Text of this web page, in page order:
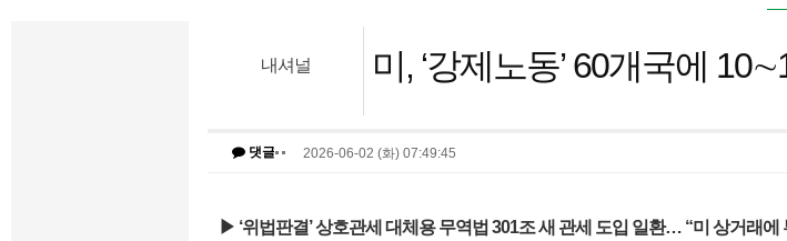
내셔널 미, ‘강제노동’ 60개국에
댓글 2026-06-02 (화) 07:49:45
▶ ‘위법판결’ 상호관세 대체용 무역법 301조 새 관세 도입 일환… “미 상거래에